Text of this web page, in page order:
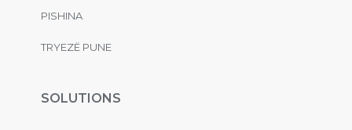
PISHINA
TRYEZË PUNE
SOLUTIONS